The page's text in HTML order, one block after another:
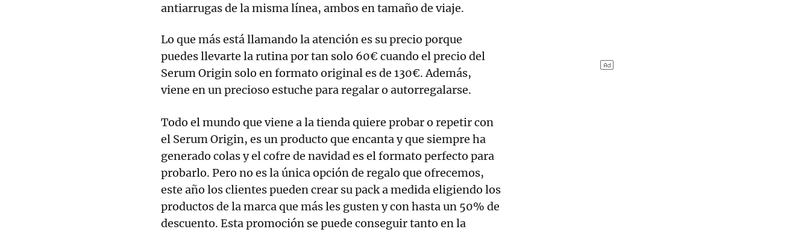
antiarrugas de la misma línea, ambos en tamaño de viaje.
Lo que más está llamando la atención es su precio porque
puedes llevarte la rutina por tan solo 60€ cuando el precio del
Serum Origin solo en formato original es de 130€. Además,
viene en un precioso estuche para regalar o autorregalarse.
Todo el mundo que viene a la tienda quiere probar o repetir con
el Serum Origin, es un producto que encanta y que siempre ha
generado colas y el cofre de navidad es el formato perfecto para
probarlo. Pero no es la única opción de regalo que ofrecemos,
este año los clientes pueden crear su pack a medida eligiendo los
productos de la marca que más les gusten y con hasta un 50% de
descuento. Esta promoción se puede conseguir tanto en la